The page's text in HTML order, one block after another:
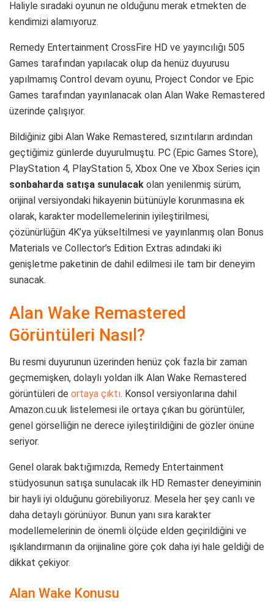
Haliyle sıradaki oyunun ne olduğunu merak etmekten de
kendimizi alamıyoruz.
Remedy Entertainment CrossFire HD ve yayıncılığı 505
Games tarafından yapılacak olup da henüz duyurusu
yapılmamış Control devam oyunu, Project Condor ve Epic
Games tarafından yayınlanacak olan Alan Wake Remastered
üzerinde çalışıyor.
Bildiğiniz gibi Alan Wake Remastered, sızıntıların ardından
geçtiğimiz günlerde duyurulmuştu. PC (Epic Games Store),
PlayStation 4, PlayStation 5, Xbox One ve Xbox Series için
sonbaharda satışa sunulacak olan yenilenmiş sürüm,
orijinal versiyondaki hikayenin bütünüyle korunmasına ek
olarak, karakter modellemelerinin iyileştirilmesi,
çözünürlüğün 4K’ya yükseltilmesi ve yayınlanmış olan Bonus
Materials ve Collector’s Edition Extras adındaki iki
genişletme paketinin de dahil edilmesi ile tam bir deneyim
sunacak.
Alan Wake Remastered
Görüntüleri Nasıl?
Bu resmi duyurunun üzerinden henüz çok fazla bir zaman
geçmemişken, dolaylı yoldan ilk Alan Wake Remastered
görüntüleri de ortaya çıktı. Konsol versiyonlarına dahil
Amazon.cu.uk listelemesi ile ortaya çıkan bu görüntüler,
genel görselliğin ne derece iyileştirildiğini de gözler önüne
seriyor.
Genel olarak baktığımızda, Remedy Entertainment
stüdyosunun satışa sunulacak ilk HD Remaster deneyiminin
bir hayli iyi olduğunu görebiliyoruz. Mesela her şey canlı ve
daha detaylı görünüyor. Bunun yanı sıra karakter
modellemelerinin de önemli ölçüde elden geçirildiğini ve
ışıklandırmanın da orijinaline göre çok daha iyi hale geldiği de
dikkat çekiyor.
Alan Wake Konusu